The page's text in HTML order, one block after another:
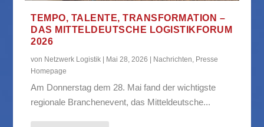
TEMPO, TALENTE, TRANSFORMATION –
DAS MITTELDEUTSCHE LOGISTIKFORUM
2026
von Netzwerk Logistik | Mai 28, 2026 | Nachrichten Presse
Homepage
Am Donnerstag dem 28. Mai fand der wichtigste
regionale Branchenevent, das Mitteldeutsche...